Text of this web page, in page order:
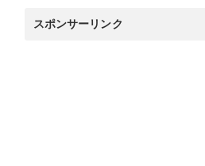
スポンサーリンク